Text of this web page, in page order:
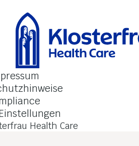
Health Care